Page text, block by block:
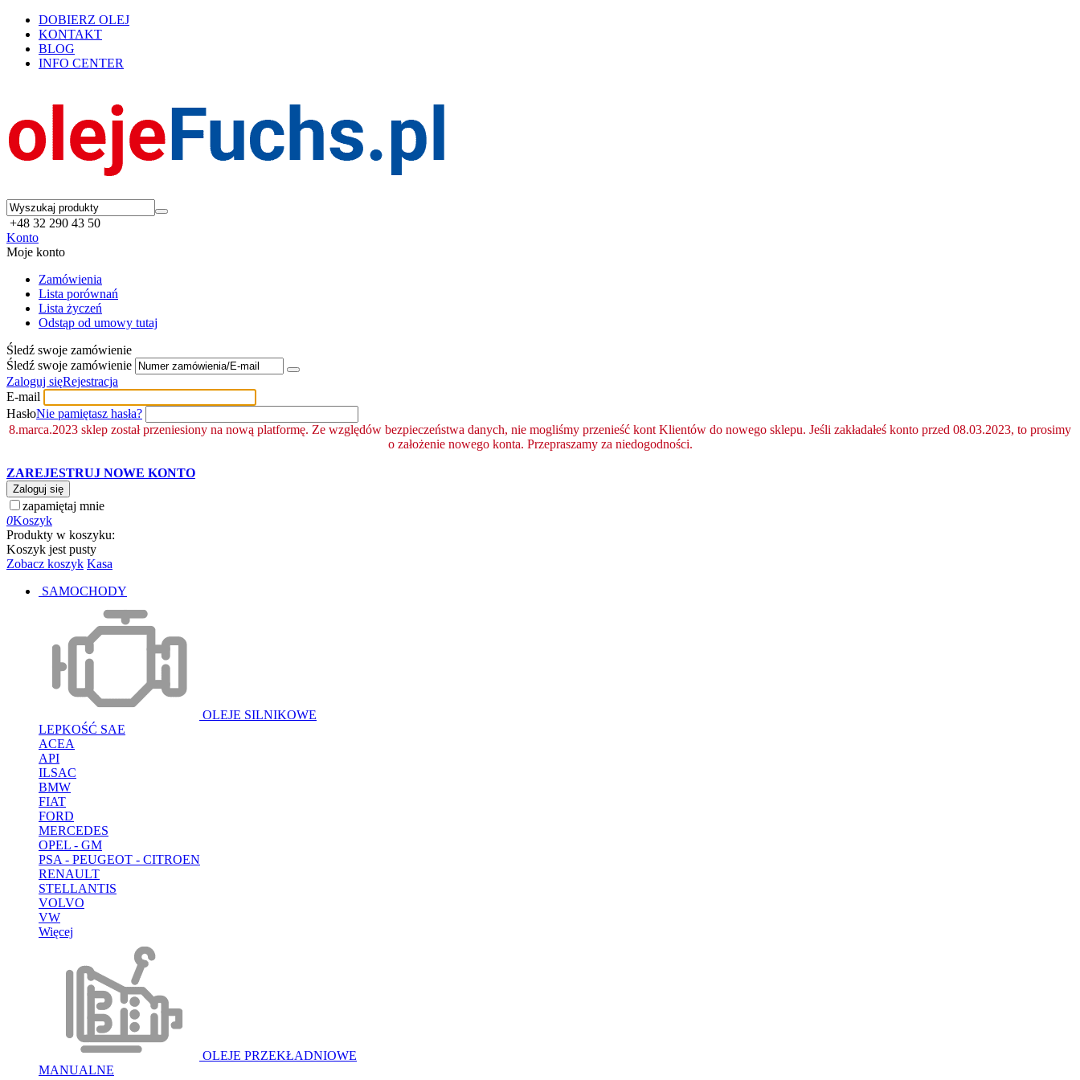
DOBIERZ OLEJ
KONTAKT
BLOG
INFO CENTER
+48 32 290 43 50
Konto
Moje konto
Zamówienia
Lista porównań
Lista życzeń
Odstąp od umowy tutaj
Śledź swoje zamówienie
Śledź swoje zamówienie
Zaloguj sięRejestracja
E-mail
HasłoNie pamiętasz hasła?
8.marca.2023 sklep został przeniesiony na nową platformę. Ze względów bezpieczeństwa danych, nie mogliśmy przenieść kont Klientów do nowego sklepu. Jeśli zakładałeś konto przed 08.03.2023, to prosimy
o założenie nowego konta. Przepraszamy za niedogodności.
ZAREJESTRUJ NOWE KONTO
Zaloguj się
zapamiętaj mnie
0Koszyk
Produkty w koszyku:
Koszyk jest pusty
Zobacz koszyk Kasa
SAMOCHODY
OLEJE SILNIKOWE
LEPKOŚĆ SAE
ACEA
API
ILSAC
BMW
FIAT
FORD
MERCEDES
OPEL - GM
PSA - PEUGEOT - CITROEN
RENAULT
STELLANTIS
VOLVO
VW
Więcej
OLEJE PRZEKŁADNIOWE
MANUALNE